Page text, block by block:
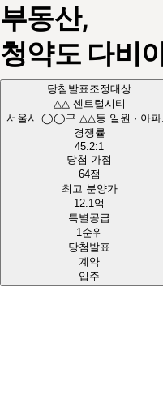
부동산,
청약도 다비
당첨발표조정대상
△△ 센트럴시티
서울시 ◯◯구 △△동 일원 · 아파
경쟁률
45.2:1
당첨 가점
64점
최고 분양가
12.1억
특별공급
1순위
당첨발표
계약
입주